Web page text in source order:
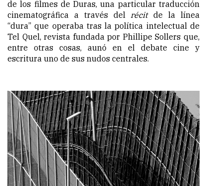
de los filmes de Duras, una particular traducción
cinematográfica a través del récitde la línea
“dura” que operaba tras la política intelectual de
Tel Quel, revista fundada por Phillipe Sollers que,
entre otras cosas, aunó en el debate cine y
escritura uno de sus nudos centrales.